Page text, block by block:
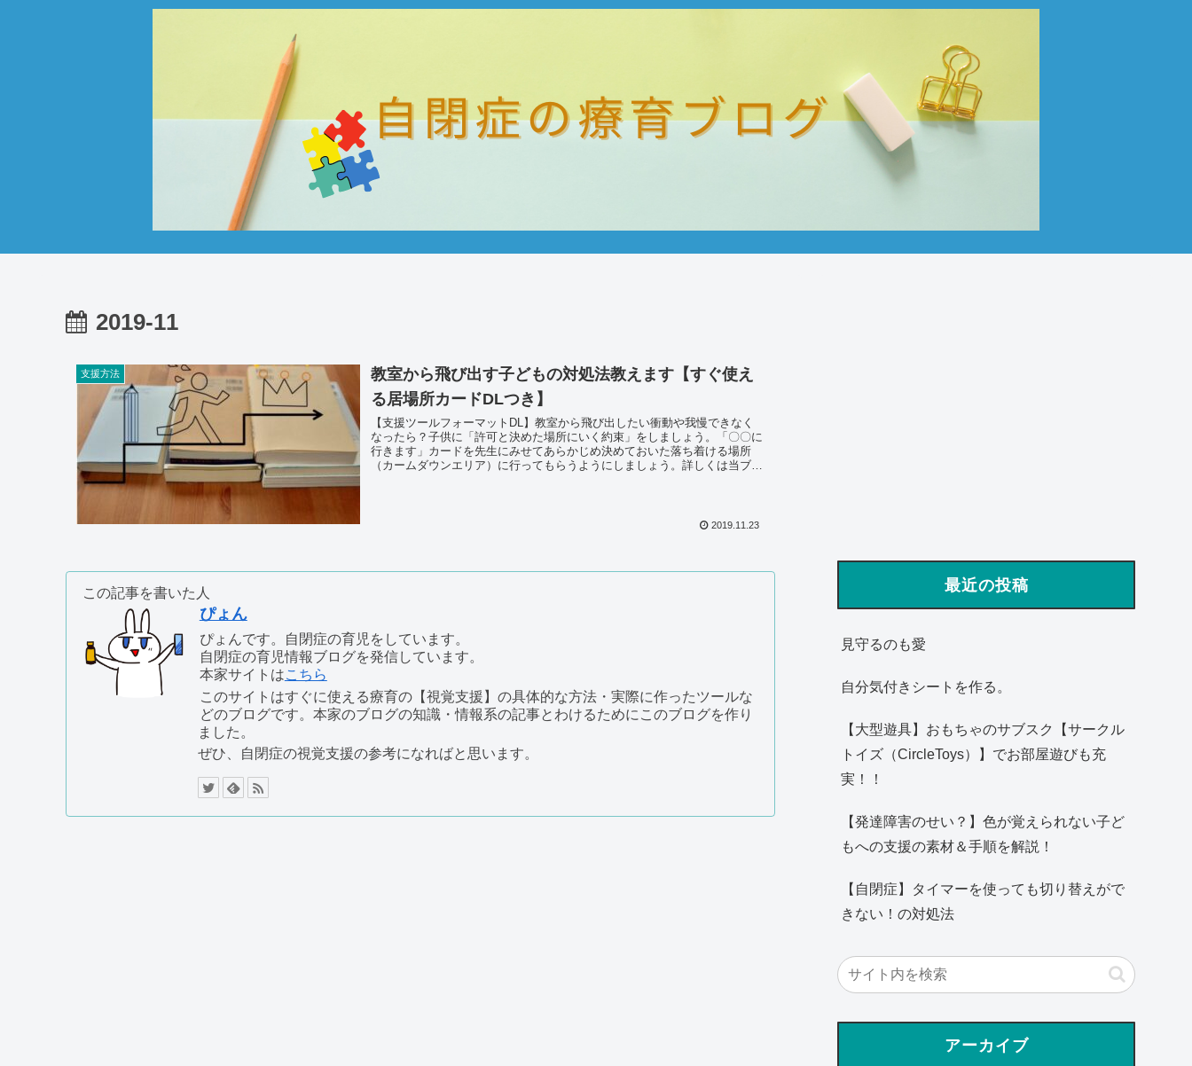
2019-11
支援方法
教室から飛び出す子どもの対処法教えます【すぐ使え
る居場所カードDLつき】
【支援ツールフォーマットDL】教室から飛び出したい衝動や我慢できなく
なったら？子供に「許可と決めた場所にいく約束」をしましょう。「〇〇に
行きます」カードを先生にみせてあらかじめ決めておいた落ち着ける場所
（カームダウンエリア）に行ってもらうようにしましょう。詳しくは当ブロ
2019.11.23
この記事を書いた人
ぴょん
ぴょんです。自閉症の育児をしています。
自閉症の育児情報ブログを発信しています。
本家サイトはこちら
このサイトはすぐに使える療育の【視覚支援】の具体的な方法・実際に作ったツールな
どのブログです。本家のブログの知識・情報系の記事とわけるためにこのブログを作り
ました。
ぜひ、自閉症の視覚支援の参考になればと思います。
最近の投稿
見守るのも愛
自分気付きシートを作る。
【大型遊具】おもちゃのサブスク【サークル
トイズ（CircleToys）】でお部屋遊びも充
実！！
【発達障害のせい？】色が覚えられない子ど
もへの支援の素材＆手順を解説！
【自閉症】タイマーを使っても切り替えがで
きない！の対処法
アーカイブ